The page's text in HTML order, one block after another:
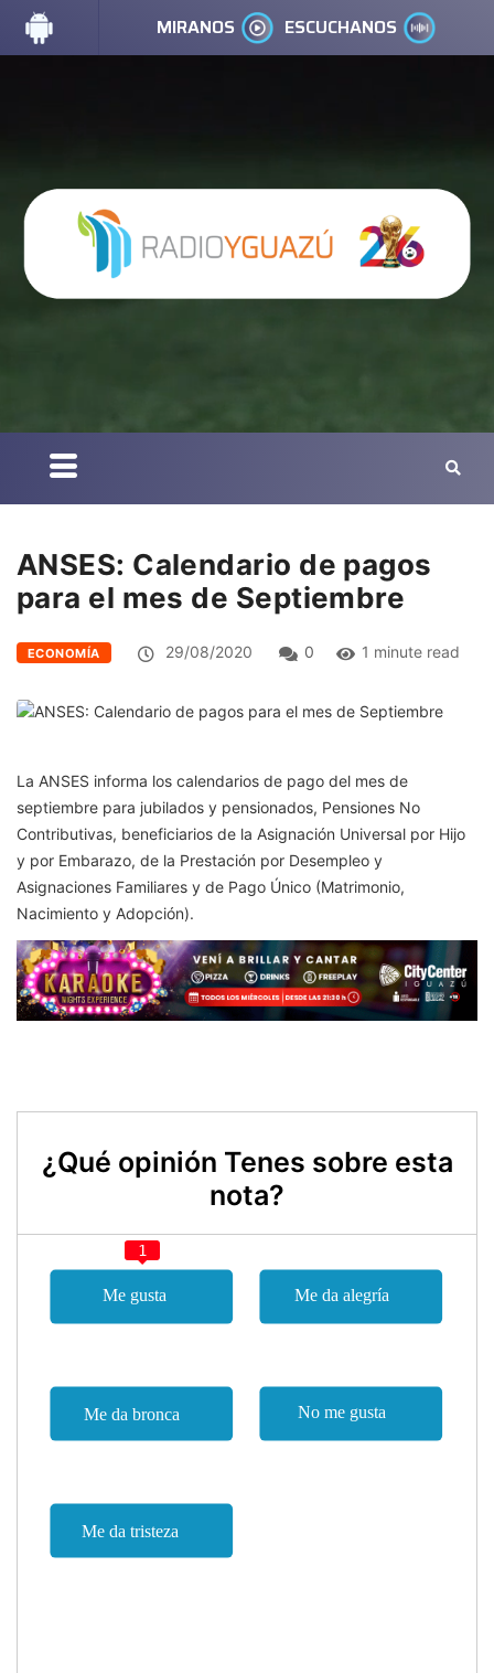
MIRANOS ESCUCHANOS
ANSES: Calendario de pagos
para el mes de Septiembre
ECONOMÍA 29/08/2020 0 1 minute read
La ANSES informa los calendarios de pago del mes de
septiembre para jubilados y pensionados, Pensiones No
Contributivas, beneficiarios de la Asignación Universal por Hijo
y por Embarazo, de la Prestación por Desempleo y
Asignaciones Familiares y de Pago Único (Matrimonio,
Nacimiento y Adopción).
¿Qué opinión Tenes sobre esta
nota?
1